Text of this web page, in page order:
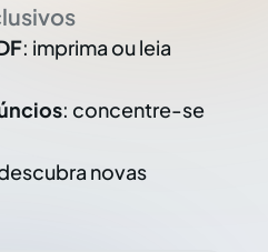
: imprima ou leia
: concentre-se
novas